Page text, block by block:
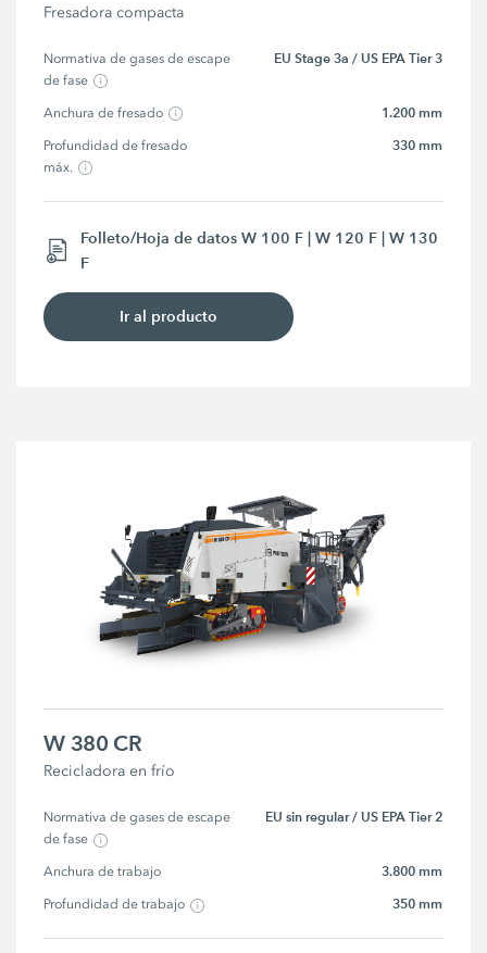
Fresadora compacta
Normativa de gases de escape
de fase
EU Stage 3a / US EPA Tier 3
Anchura de fresado 1.200 mm
Profundidad de fresado
máx.
330 mm
Folleto/Hoja de datos W 100 F | W 120 F | W 130
F
Ir al producto
W 380 CR
Recicladora en frío
Normativa de gases de escape
de fase
EU sin regular / US EPA Tier 2
Anchura de trabajo 3.800 mm
Profundidad de trabajo 350 mm